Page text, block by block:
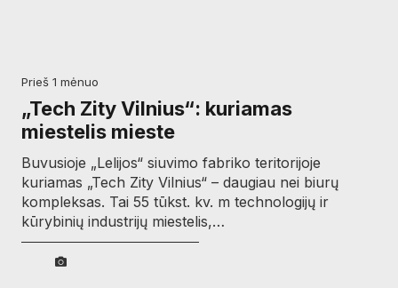
prieš 1 mėnuo
„Tech Zity Vilnius“: kuriamas
miestelis mieste
Buvusioje „Lelijos“ siuvimo fabriko teritorijoje
kuriamas „Tech Zity Vilnius“ – daugiau nei biurų
kompleksas. Tai 55 tūkst. kv. m technologijų ir
kūrybinių industrijų miestelis,…